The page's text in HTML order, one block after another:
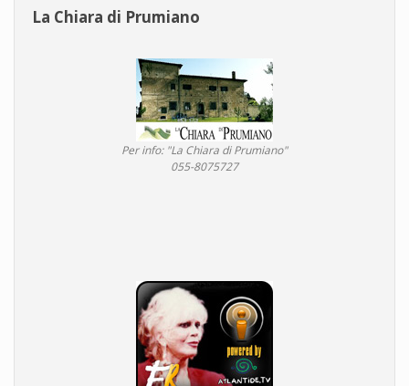
La Chiara di Prumiano
Per info: "La Chiara di Prumiano"
055-8075727